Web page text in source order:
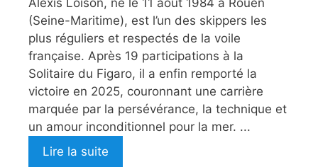
Alexis Loison, né le 11 août 1984 à Rouen
(Seine-Maritime), est l’un des skippers les
plus réguliers et respectés de la voile
française. Après 19 participations à la
Solitaire du Figaro, il a enfin remporté la
victoire en 2025, couronnant une carrière
marquée par la persévérance, la technique et
un amour inconditionnel pour la mer. ...
Lire la suite